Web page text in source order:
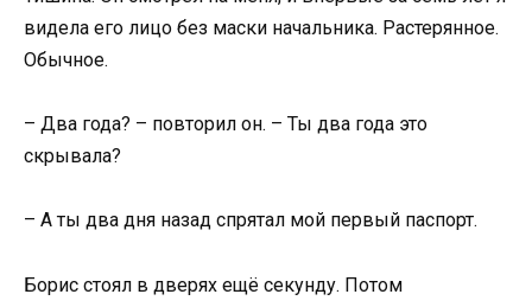
видела его лицо без маски начальника. Растерянное.
Обычное.
– Два года? – повторил он. – Ты два года это
скрывала?
– А ты два дня назад спрятал мой первый паспорт.
Борис стоял в дверях ещё секунду. Потом